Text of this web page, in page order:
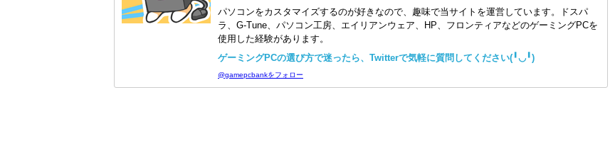
パソコンをカスタマイズするのが好きなので、趣味で当サイトを運営しています。ドスパ
ラ、G-Tune、パソコン工房、エイリアンウェア、HP、フロンティアなどのゲーミングPCを
使用した経験があります。
ゲーミングPCの選び方で迷ったら、Twitterで気軽に質問してください(╹◡╹)
@gamepcbankをフォロー